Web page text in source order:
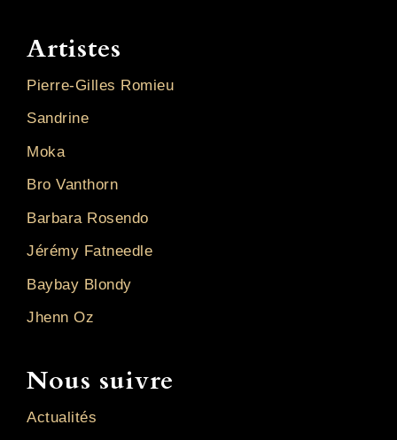
Artistes
Pierre-Gilles Romieu
Sandrine
Moka
Bro Vanthorn
Barbara Rosendo
Jérémy Fatneedle
Baybay Blondy
Jhenn Oz
Nous suivre
Actualités